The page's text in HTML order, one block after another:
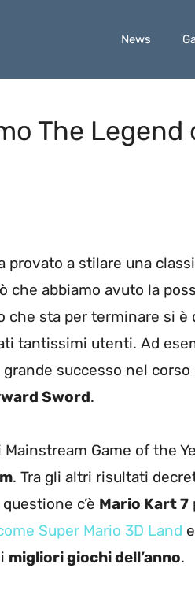
News
The Legend
provato a stilare una
che abbiamo avuto la
che sta per terminare si
tantissimi utenti. Ad
successo nel
Sword.
Game of the
. Tra gli altri risultati
c’è Mario Kart 7
Super Mario 3D Land e
migliori giochi dell’anno.